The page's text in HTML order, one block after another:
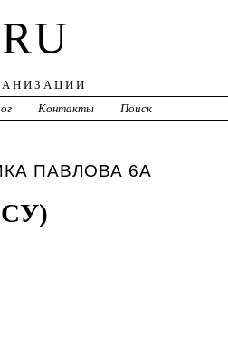
Контакты Поиск
ПАВЛОВА 6А